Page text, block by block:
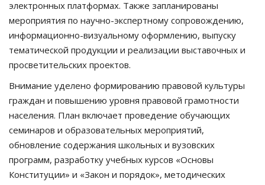
электронных платформах. Также запланированы
мероприятия по научно-экспертному сопровождению,
информационно-визуальному оформлению, выпуску
тематической продукции и реализации выставочных и
просветительских проектов.
Внимание уделено формированию правовой культуры
граждан и повышению уровня правовой грамотности
населения. План включает проведение обучающих
семинаров и образовательных мероприятий,
обновление содержания школьных и вузовских
программ, разработку учебных курсов «Основы
Конституции» и «Закон и порядок», методических